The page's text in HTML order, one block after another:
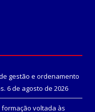
gestão e ordenamento
6 de agosto de 2026
voltada às